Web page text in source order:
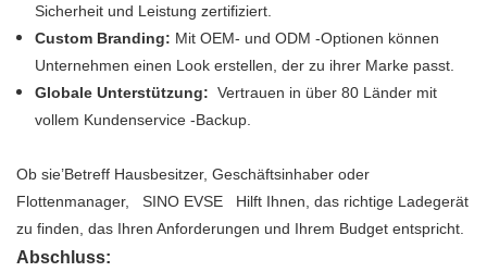
Sicherheit und Leistung zertifiziert.
Custom Branding: Mit OEM- und ODM -Optionen können
Unternehmen einen Look erstellen, der zu ihrer Marke passt.
Globale Unterstützung: Vertrauen in über 80 Länder mit
vollem Kundenservice -Backup.
Ob sie’Betreff Hausbesitzer, Geschäftsinhaber oder
Flottenmanager,
SINO EVSE
Hilft Ihnen, das richtige Ladegerät
zu finden, das Ihren Anforderungen und Ihrem Budget entspricht.
Abschluss: